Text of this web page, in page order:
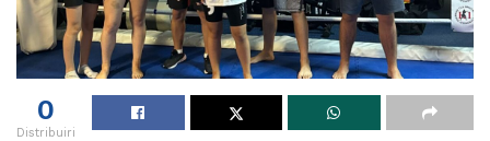
0
Distribuiri